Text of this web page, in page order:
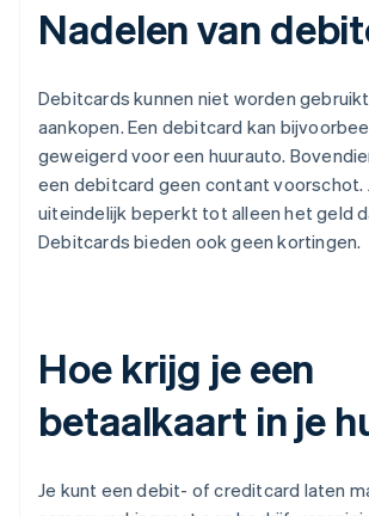
Nadelen van
Debitcards kunnen niet worden
aankopen. Een debitcard kan
geweigerd voor een huurauto.
een debitcard geen contant voorschot.
uiteindelijk beperkt tot alleen het geld
Debitcards bieden ook geen kortingen.
Hoe krijg je een
betaalkaart in je
Je kunt een debit- of creditcard laten